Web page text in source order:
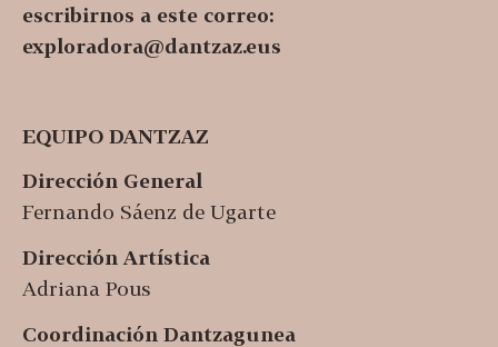
escribirnos a este correo:
exploradora@dantzaz.eus
EQUIPO DANTZAZ
Dirección General
Fernando Sáenz de Ugarte
Dirección Artística
Adriana Pous
Coordinación Dantzagunea